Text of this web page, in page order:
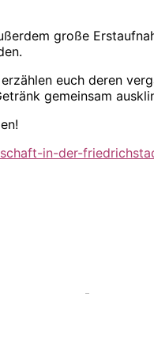
große
euch deren
gemeinsam
in-der-